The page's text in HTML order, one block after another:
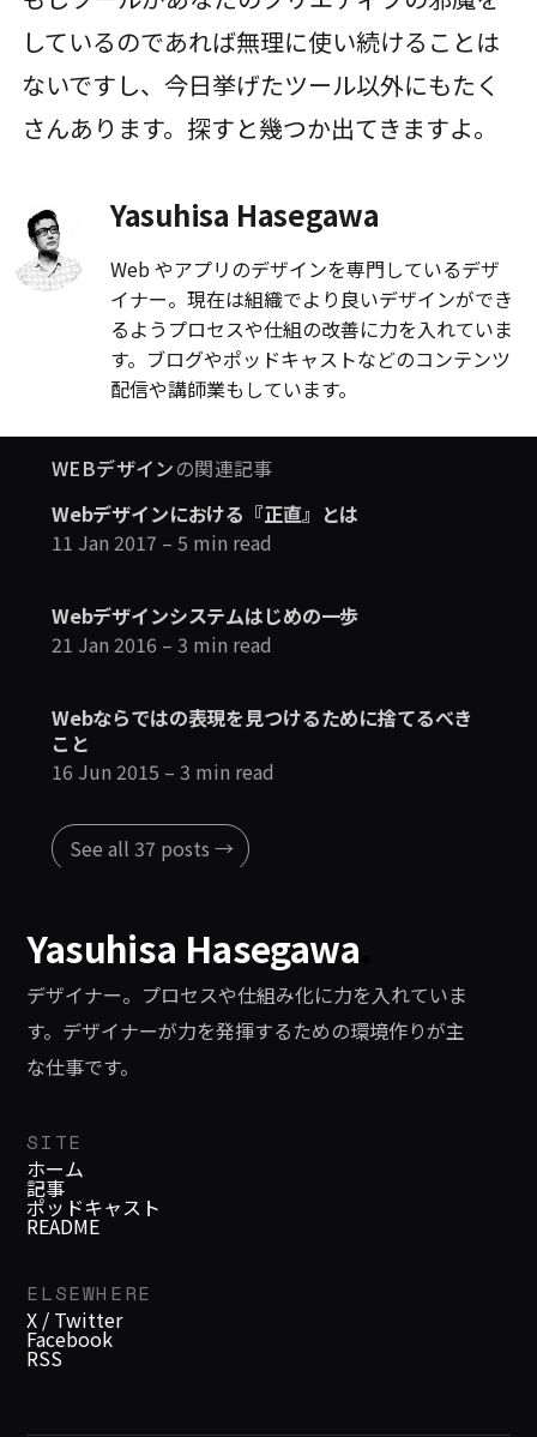
しているのであれば無理に使い続けることは
ないですし、今日挙げたツール以外にもたく
さんあります。探すと幾つか出てきますよ。
Yasuhisa Hasegawa
Web やアプリのデザインを専門しているデザ
イナー。現在は組織でより良いデザインができ
るようプロセスや仕組の改善に力を入れていま
す。ブログやポッドキャストなどのコンテンツ
配信や講師業もしています。
WEBデザインの関連記事
Webデザインにおける『正直』とは
11 Jan 2017 – 5 min read
Webデザインシステムはじめの一歩
21 Jan 2016 – 3 min read
Webならではの表現を見つけるために捨てるべき
こと
16 Jun 2015 – 3 min read
See all 37 posts →
Yasuhisa Hasegawa
デザイナー。プロセスや仕組み化に力を入れていま
す。デザイナーが力を発揮するための環境作りが主
な仕事です。
SITE
ホーム
記事
ポッドキャスト
README
ELSEWHERE
X / Twitter
Facebook
RSS